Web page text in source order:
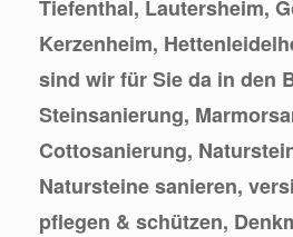
Tiefenthal, Lautersheim,
Kerzenheim,
sind wir für Sie da in den
Steinsanierung,
Cottosanierung,
Natursteine sanieren,
pflegen & schützen,